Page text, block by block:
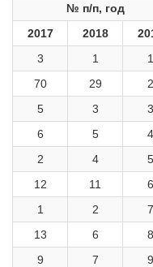
№ п/п, год
2017
2018
3
1 1
70
29 2
5
3 3
6
5 4
2
4 5
12
11 6
1
2 7
13
6 8
9
7 9